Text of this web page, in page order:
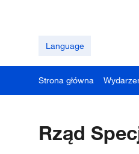
Language
Strona główna
Rząd